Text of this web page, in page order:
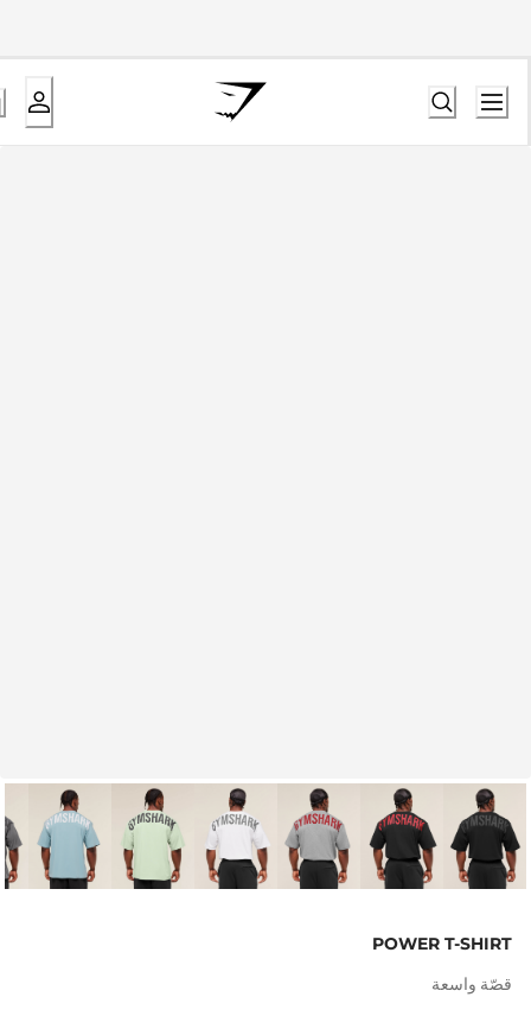
POWER T-SHIRT
قصّة واسعة